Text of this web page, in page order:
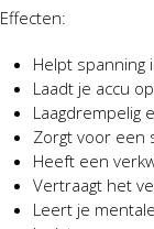
Effecten:
Helpt spanning
Laadt je accu
Laagdrempelig
Zorgt voor een
Heeft een
Vertraagt het
Leert je